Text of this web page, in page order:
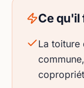
Ce qu'il
La toiture